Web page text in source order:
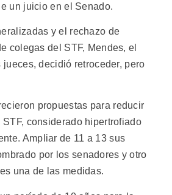
un juicio en el Senado.
y el rechazo de
colegas del STF, Mendes, el
decidió retroceder, pero
propuestas para reducir
considerado hipertrofiado
Ampliar de 11 a 13 sus
por los senadores y otro
una de las medidas.